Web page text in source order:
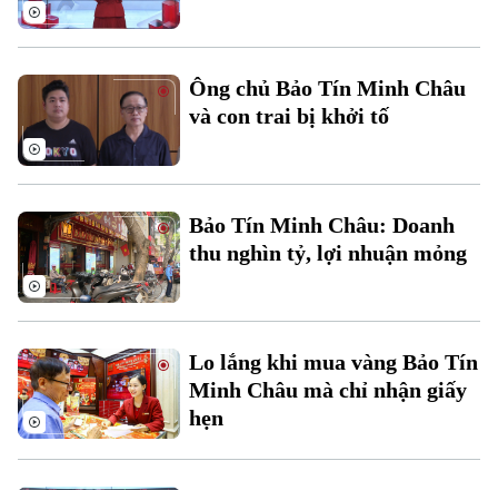
Thời sự
Hà Nội
Chính trị
An ninh trật tự
Công nghệ
Hà Nội
Nhịp sống Hà Nội
Khoảnh khắc Hà Nội
Thế giới
Tin tức
Quân sự
Hồ sơ
Người Việt 4 phương
Kinh tế
Tin tức
Tài chính Ngân hàng
Doanh nghiệp
Nhà đất
Tin tức
Đầu tư
Tàu và Xe
Ô tô
Tàu
Giáo dục
Ông chủ Bảo Tín Minh Châu
và con trai bị khởi tố
Bảo Tín Minh Châu: Doanh
thu nghìn tỷ, lợi nhuận mỏng
Lo lắng khi mua vàng Bảo Tín
Minh Châu mà chỉ nhận giấy
hẹn